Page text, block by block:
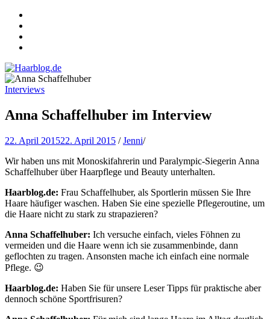
Haarblog.de
Haarpflege | Haarstyling | Beauty | Entertainment
Interviews
Anna Schaffelhuber im Interview
22. April 201522. April 2015 /Jenni/
Wir haben uns mit Monoskifahrerin und Paralympic-Siegerin Anna
Schaffelhuber über Haarpflege und Beauty unterhalten.
Haarblog.de: Frau Schaffelhuber, als Sportlerin müssen Sie Ihre
Haare häufiger waschen. Haben Sie eine spezielle Pflegeroutine, um
die Haare nicht zu stark zu strapazieren?
Anna Schaffelhuber: Ich versuche einfach, vieles Föhnen zu
vermeiden und die Haare wenn ich sie zusammenbinde, dann
geflochten zu tragen. Ansonsten mache ich einfach eine normale
Pflege. 😉
Haarblog.de: Haben Sie für unsere Leser Tipps für praktische aber
dennoch schöne Sportfrisuren?